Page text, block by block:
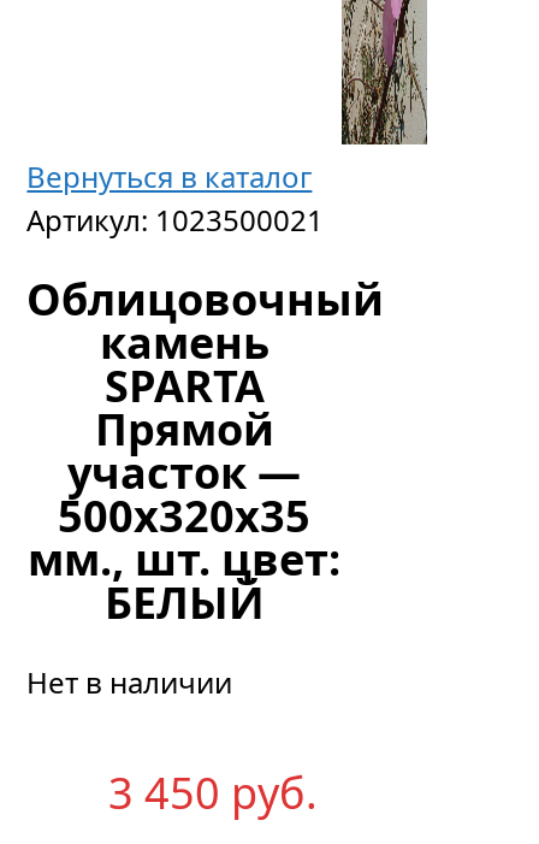
Вернуться в каталог
Артикул: 1023500021
Облицовочный
камень
SPARTA
Прямой
участок —
500x320x35
мм., шт. цвет:
БЕЛЫЙ
Нет в наличии
3 450 руб.